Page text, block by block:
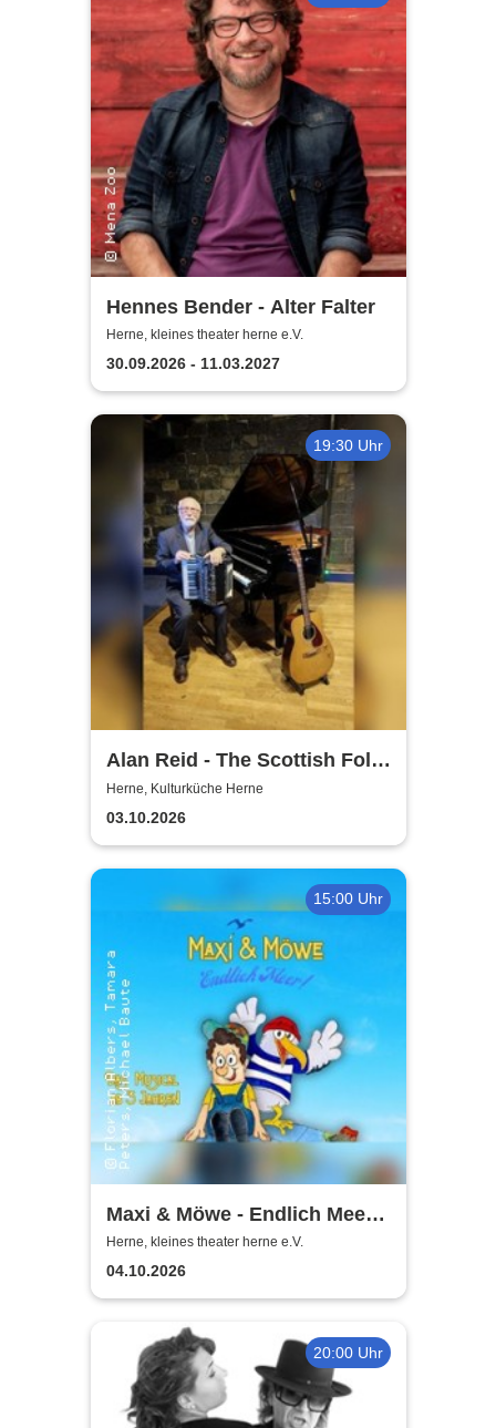
Hennes Bender - Alter Falter
Herne, kleines theater herne e.V.
30.09.2026 - 11.03.2027
19:30 Uhr
Alan Reid - The Scottish Folk-
Legend
Herne, Kulturküche Herne
03.10.2026
15:00 Uhr
Maxi & Möwe - Endlich Meer!
Interaktives Kindermusical |
Kleines Theater Herne
Herne, kleines theater herne e.V.
04.10.2026
20:00 Uhr